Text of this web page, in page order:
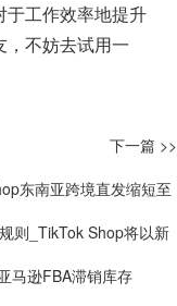
于工作效率地提升
不妨去试用一
下一篇 >>
东南亚跨境直发缩短至
则_TikTok Shop将以新
马逊FBA滞销库存